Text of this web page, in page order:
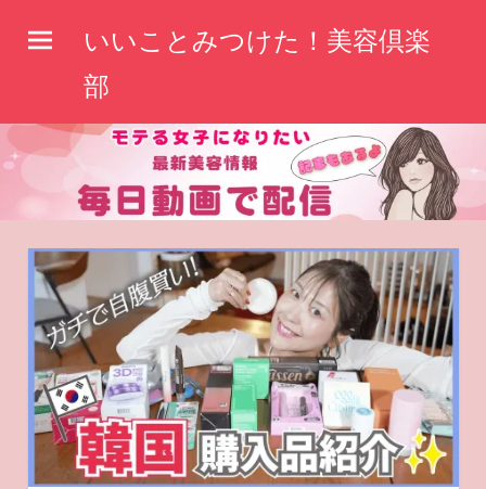
へ
いいことみつけた！美容倶楽
部